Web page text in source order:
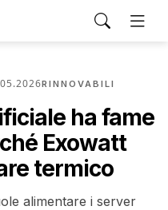
RINNOVABILI
ha fame
Exowatt
termico
alimentare i server